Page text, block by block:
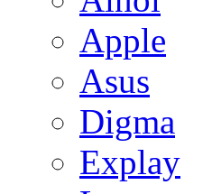
Apple
Asus
Digma
Explay